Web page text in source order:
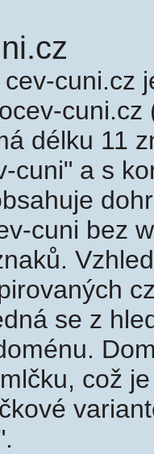
cuni.cz
délku 11
cuni" a s
cuni bez
se z
což